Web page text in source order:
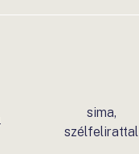
sima,
szélfelirattal